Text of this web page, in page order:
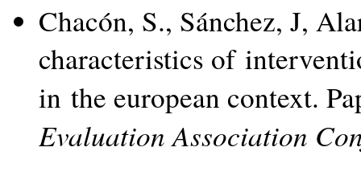
Chacón, S., Sánchez, J,
characteristics of
in the european context.
Evaluation Association